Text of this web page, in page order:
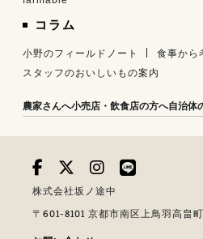
コラム
小野のフィールドノート
食事から
スタッフのおいしいもの案内
農家さんへ小売店・飲食店の方へ自治体
株式会社坂ノ途中
〒601-8101 京都市南区上鳥羽高畠